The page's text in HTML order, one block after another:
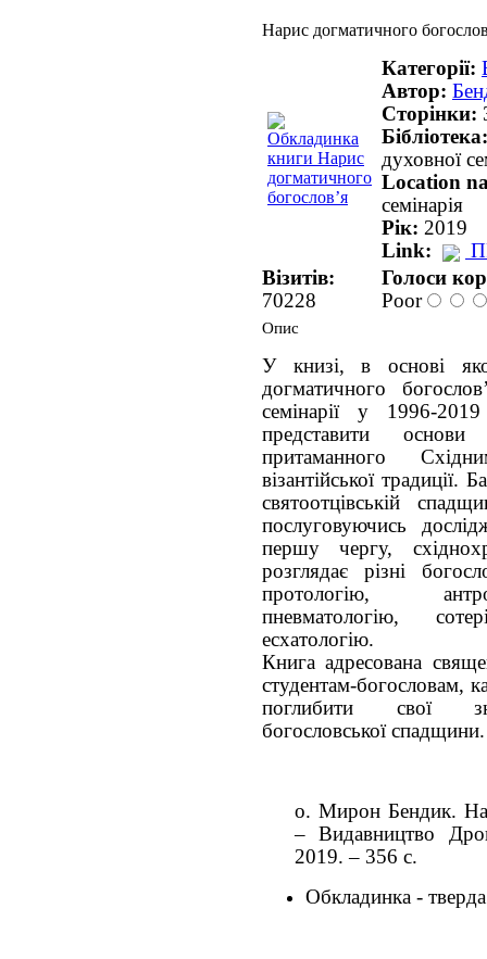
Нарис догматичного
Категорії:
Автор:
Сторінки:
духовної
Location
семінарія
Рік: 2019
Link:
Візитів:
70228
Голоси
Poor
Опис
У книзі, в основі
догматичного
семінарії у 1996-
представити основи
притаманного
візантійської традиції.
святоотцівській
послуговуючись
першу чергу,
розглядає різні
протологію,
пневматологію,
есхатологію.
Книга адресована
студентам-богословам,
поглибити свої
богословської спадщини.
о. Мирон Бендик.
– Видавництво
2019. – 356 с.
Обкладинка - тверда